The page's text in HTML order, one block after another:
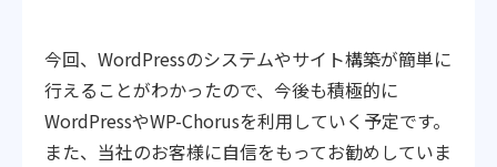
今回、WordPressのシステムやサイト構築が簡単に
行えることがわかったので、今後も積極的に
WordPressやWP-Chorusを利用していく予定です。
また、当社のお客様に自信をもってお勧めしていま